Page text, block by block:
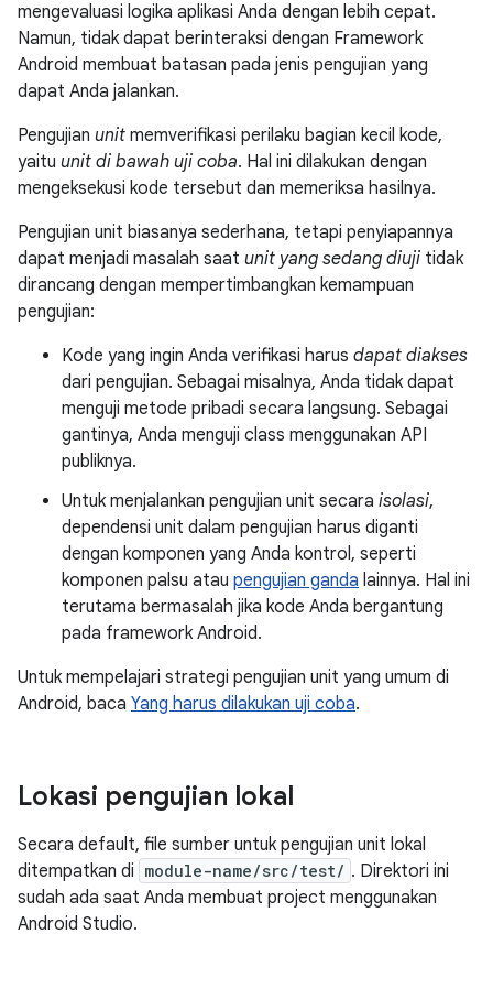
mengevaluasi logika aplikasi Anda dengan lebih cepat.
Namun, tidak dapat berinteraksi dengan Framework
Android membuat batasan pada jenis pengujian yang
dapat Anda jalankan.
Pengujian unit memverifikasi perilaku bagian kecil kode,
yaitu unit di bawah uji coba. Hal ini dilakukan dengan
mengeksekusi kode tersebut dan memeriksa hasilnya.
Pengujian unit biasanya sederhana, tetapi penyiapannya
dapat menjadi masalah saat unit yang sedang diuji tidak
dirancang dengan mempertimbangkan kemampuan
pengujian:
Kode yang ingin Anda verifikasi harus dapat diakses
dari pengujian. Sebagai misalnya, Anda tidak dapat
menguji metode pribadi secara langsung. Sebagai
gantinya, Anda menguji class menggunakan API
publiknya.
Untuk menjalankan pengujian unit secara isolasi,
dependensi unit dalam pengujian harus diganti
dengan komponen yang Anda kontrol, seperti
komponen palsu atau pengujian ganda lainnya. Hal ini
terutama bermasalah jika kode Anda bergantung
pada framework Android.
Untuk mempelajari strategi pengujian unit yang umum di
Android, baca Yang harus dilakukan uji coba.
Lokasi pengujian lokal
Secara default, file sumber untuk pengujian unit lokal
ditempatkan di module-name/src/test/ . Direktori ini
sudah ada saat Anda membuat project menggunakan
Android Studio.